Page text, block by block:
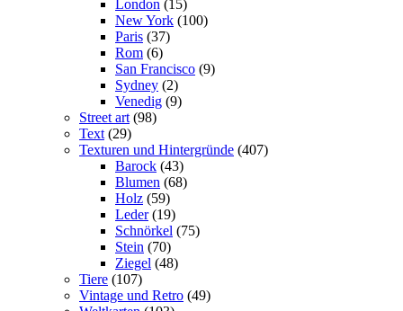
London (15)
New York (100)
Paris (37)
Rom (6)
San Francisco (9)
Sydney (2)
Venedig (9)
Street art (98)
Text (29)
Texturen und Hintergründe (407)
Barock (43)
Blumen (68)
Holz (59)
Leder (19)
Schnörkel (75)
Stein (70)
Ziegel (48)
Tiere (107)
Vintage und Retro (49)